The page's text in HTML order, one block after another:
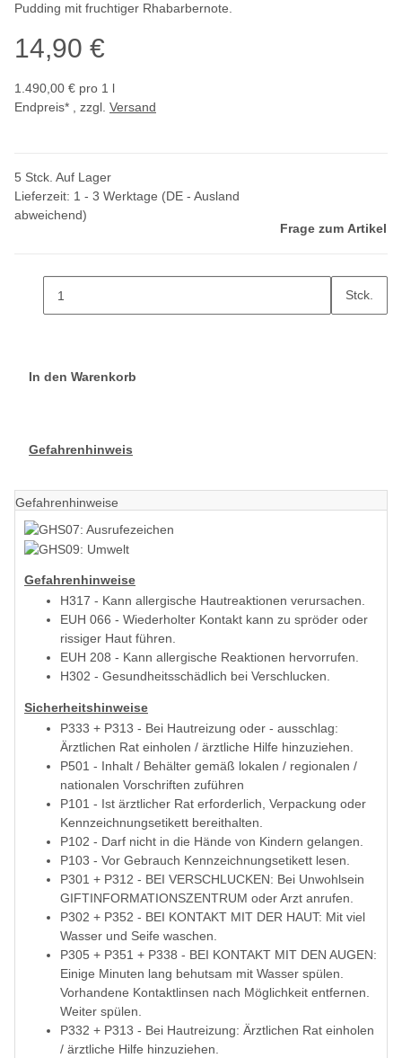
Pudding mit fruchtiger Rhabarbernote.
14,90 €
1.490,00 € pro 1 l
Endpreis* , zzgl. Versand
5 Stck. Auf Lager
Lieferzeit: 1 - 3 Werktage (DE - Ausland
abweichend)
Frage zum Artikel
Stck.
In den Warenkorb
Gefahrenhinweis
Gefahrenhinweise
Gefahrenhinweise
H317 - Kann allergische Hautreaktionen verursachen.
EUH 066 - Wiederholter Kontakt kann zu spröder oder
rissiger Haut führen.
EUH 208 - Kann allergische Reaktionen hervorrufen.
H302 - Gesundheitsschädlich bei Verschlucken.
Sicherheitshinweise
P333 + P313 - Bei Hautreizung oder - ausschlag:
Ärztlichen Rat einholen / ärztliche Hilfe hinzuziehen.
P501 - Inhalt / Behälter gemäß lokalen / regionalen /
nationalen Vorschriften zuführen
P101 - Ist ärztlicher Rat erforderlich, Verpackung oder
Kennzeichnungsetikett bereithalten.
P102 - Darf nicht in die Hände von Kindern gelangen.
P103 - Vor Gebrauch Kennzeichnungsetikett lesen.
P301 + P312 - BEI VERSCHLUCKEN: Bei Unwohlsein
GIFTINFORMATIONSZENTRUM oder Arzt anrufen.
P302 + P352 - BEI KONTAKT MIT DER HAUT: Mit viel
Wasser und Seife waschen.
P305 + P351 + P338 - BEI KONTAKT MIT DEN AUGEN:
Einige Minuten lang behutsam mit Wasser spülen.
Vorhandene Kontaktlinsen nach Möglichkeit entfernen.
Weiter spülen.
P332 + P313 - Bei Hautreizung: Ärztlichen Rat einholen
/ ärztliche Hilfe hinzuziehen.